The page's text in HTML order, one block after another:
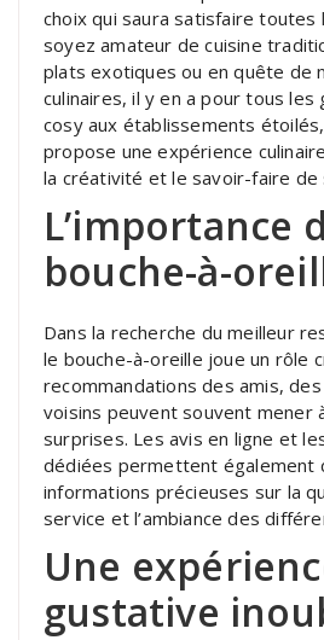
choix qui saura satisfaire toutes
soyez amateur de cuisine
plats exotiques ou en quête de
culinaires, il y en a pour tous
cosy aux établissements
propose une expérience
la créativité et le savoir-faire de
L’importance
bouche-à-
Dans la recherche du meilleur
le bouche-à-oreille joue un rôle
recommandations des amis,
voisins peuvent souvent mener
surprises. Les avis en ligne et
dédiées permettent également
informations précieuses sur la
service et l’ambiance des
Une
gustative